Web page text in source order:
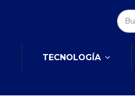
TECNOLOGÍA